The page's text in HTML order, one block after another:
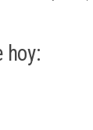
hoy: